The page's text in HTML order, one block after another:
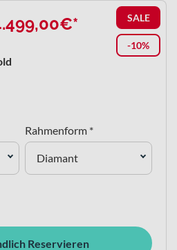
SALE
-10%
Rahmenform *
Diamant
Reservieren